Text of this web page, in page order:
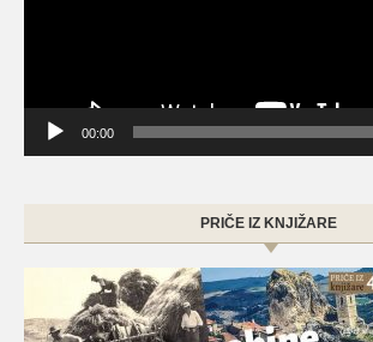
00:00
PRIČE IZ KNJIŽARE